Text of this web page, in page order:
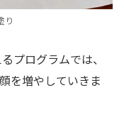
り
プログラムでは、
を増やしていきま